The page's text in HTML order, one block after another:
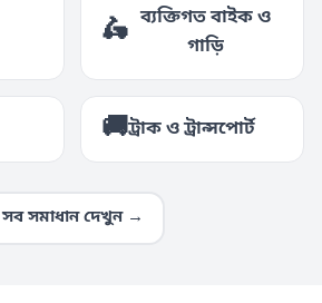
🛵 ব্যক্তিগত বাইক ও
গাড়ি
🚚ট্রাক ও ট্রান্সপোর্ট
সব সমাধান দেখুন →